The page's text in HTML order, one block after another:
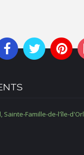
Sainte-Famille-de-l'île-